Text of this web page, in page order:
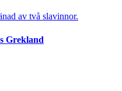
Grekland